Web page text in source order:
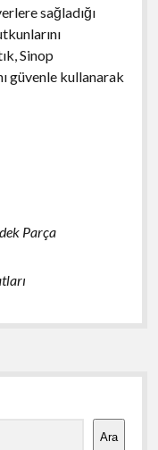
sağladığı
Sinop
güvenle kullanarak
Parça
Ara